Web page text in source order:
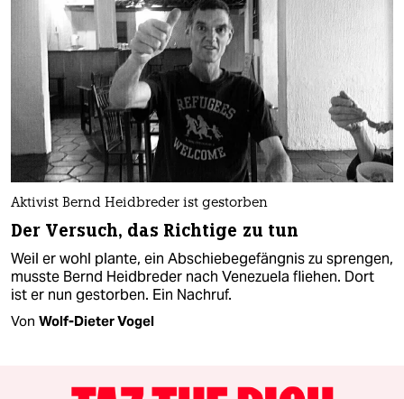
Aktivist Bernd Heidbreder ist gestorben
Der Versuch, das Richtige zu tun
Weil er wohl plante, ein Abschiebegefängnis zu sprengen,
musste Bernd Heidbreder nach Venezuela fliehen. Dort
ist er nun gestorben. Ein Nachruf.
Von Wolf-Dieter Vogel